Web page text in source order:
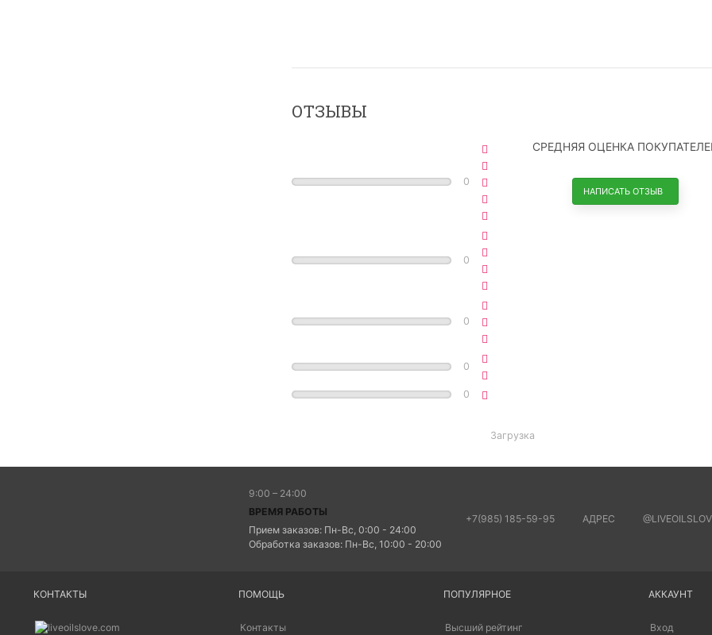
ОТЗЫВЫ
0
0
0
0
0
СРЕДНЯЯ ОЦЕНКА
НАПИСАТЬ ОТЗЫВ
Загрузка
9:00 – 24:00
ВРЕМЯ РАБОТЫ
Прием заказов: Пн-Вс, 0:00 - 24:00
Обработка заказов: Пн-Вс, 10:00 - 20:00
+7(985) 185-59-95 АДРЕС
КОНТАКТЫ ПОМОЩЬ
Контакты
ПОПУЛЯРНОЕ
Высший рейтинг
АККАУНТ
Вход